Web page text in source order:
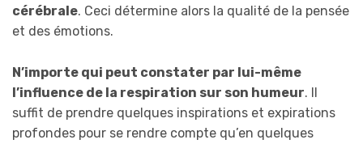
cérébrale. Ceci détermine alors la qualité de la pensée
et des émotions.
N’importe qui peut constater par lui-même
l’influence de la respiration sur son humeur. Il
suffit de prendre quelques inspirations et expirations
profondes pour se rendre compte qu’en quelques